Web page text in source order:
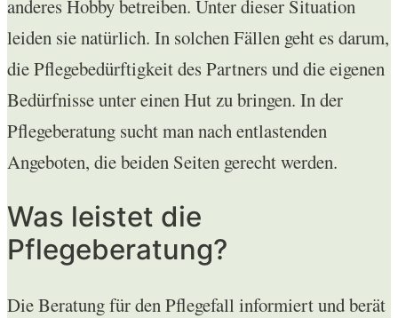
anderes Hobby betreiben. Unter dieser Situation
leiden sie natürlich. In solchen Fällen geht es darum,
die Pflegebedürftigkeit des Partners und die eigenen
Bedürfnisse unter einen Hut zu bringen. In der
Pflegeberatung sucht man nach entlastenden
Angeboten, die beiden Seiten gerecht werden.
Was leistet die
Pflegeberatung?
Die Beratung für den Pflegefall informiert und berät